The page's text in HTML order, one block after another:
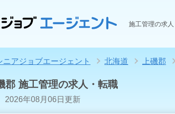
施工管理の求
ニアジョブエージェント 北海道 上磯郡
郡 施工管理の求人・転職
2026年08月06日更新